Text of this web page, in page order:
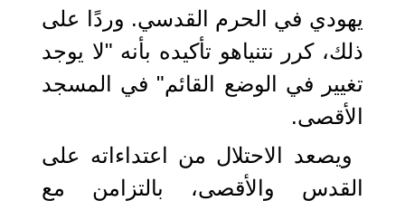
يهودي في الحرم القدسي. وردًا على
ذلك، كرر نتنياهو تأكيده بأنه "لا يوجد
تغيير في الوضع القائم" في المسجد
الأقصى.
ويصعد الاحتلال من اعتداءاته على
القدس والأقصى، بالتزامن مع